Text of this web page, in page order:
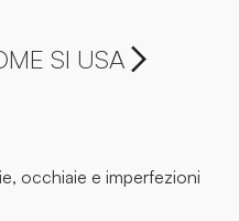
SI USA
occhiaie e imperfezioni